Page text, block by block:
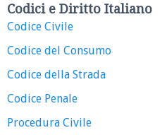
Codici e Diritto Italiano
Codice Civile
Codice del Consumo
Codice della Strada
Codice Penale
Procedura Civile